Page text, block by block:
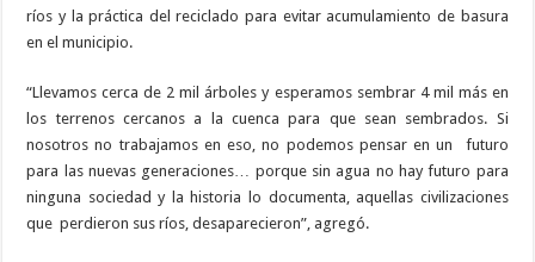
ríos y la práctica del reciclado para evitar acumulamiento de basura
en el municipio.
“Llevamos cerca de 2 mil árboles y esperamos sembrar 4 mil más en
los terrenos cercanos a la cuenca para que sean sembrados. Si
nosotros no trabajamos en eso, no podemos pensar en un
futuro
para las nuevas generaciones… porque sin agua no hay futuro para
ninguna sociedad y la historia lo documenta, aquellas civilizaciones
que perdieron sus ríos, desaparecieron”, agregó.